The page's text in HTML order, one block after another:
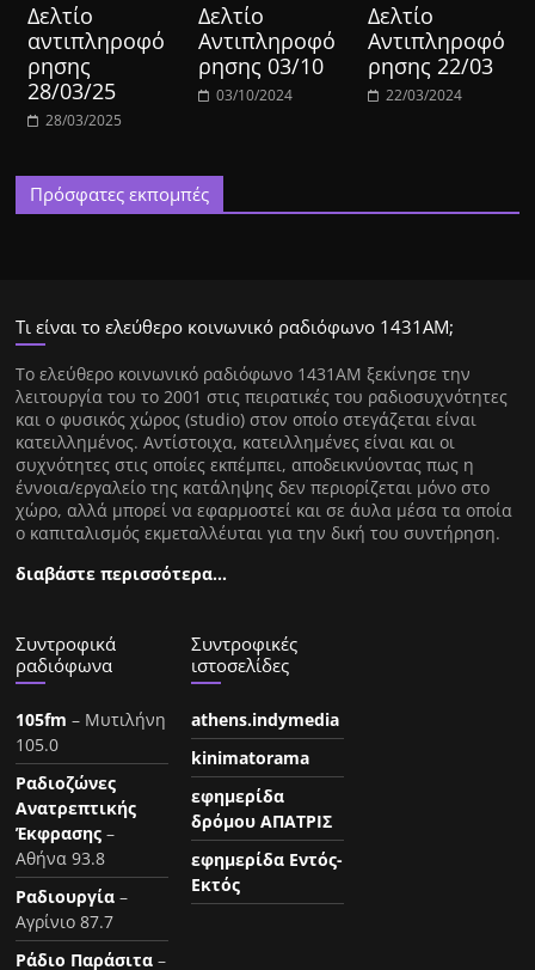
Δελτίο
αντιπληροφό
ρησης
28/03/25
28/03/2025
Δελτίο
Αντιπληροφό
ρησης 03/10
03/10/2024
Δελτίο
Αντιπληροφό
ρησης 22/03
22/03/2024
Πρόσφατες εκπομπές
Τι είναι το ελεύθερο κοινωνικό ραδιόφωνο 1431ΑΜ;
Tο ελεύθερο κοινωνικό ραδιόφωνο 1431AM ξεκίνησε την
λειτουργία του το 2001 στις πειρατικές του ραδιοσυχνότητες
και ο φυσικός χώρος (studio) στον οποίο στεγάζεται είναι
κατειλλημένος. Αντίστοιχα, κατειλλημένες είναι και οι
συχνότητες στις οποίες εκπέμπει, αποδεικνύοντας πως η
έννοια/εργαλείο της κατάληψης δεν περιορίζεται μόνο στο
χώρο, αλλά μπορεί να εφαρμοστεί και σε άυλα μέσα τα οποία
ο καπιταλισμός εκμεταλλέυται για την δική του συντήρηση.
διαβάστε περισσότερα…
Συντροφικά
ραδιόφωνα
105fm – Μυτιλήνη
105.0
Ραδιοζώνες
Ανατρεπτικής
Έκφρασης –
Αθήνα 93.8
Ραδιουργία –
Αγρίνιο 87.7
Ράδιο Παράσιτα –
Συντροφικές
ιστοσελίδες
athens.indymedia
kinimatorama
εφημερίδα
δρόμου ΑΠΑΤΡΙΣ
εφημερίδα Εντός-
Εκτός